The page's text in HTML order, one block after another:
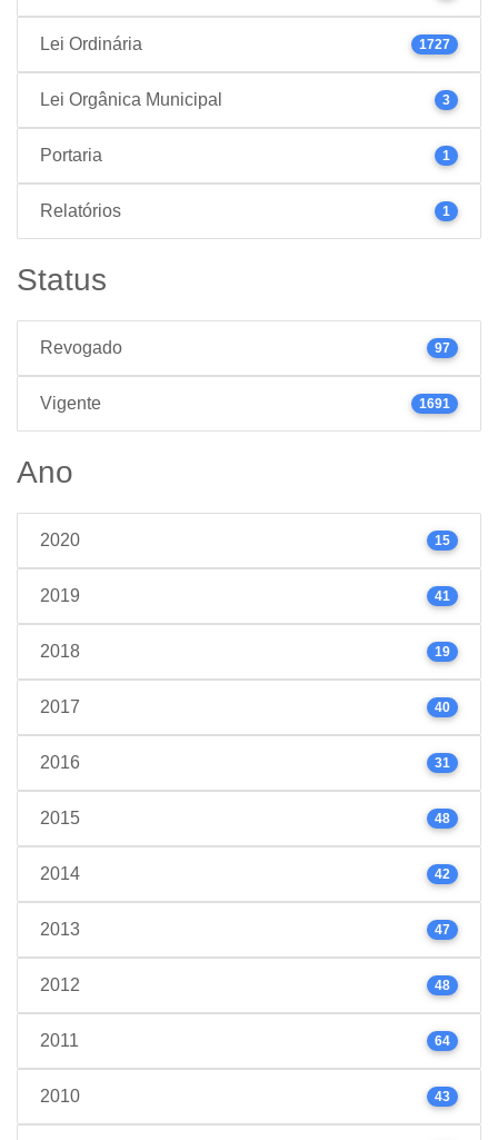
Lei Ordinária 1727
Lei Orgânica Municipal 3
Portaria 1
Relatórios 1
Status
Revogado 97
Vigente 1691
Ano
2020 15
2019 41
2018 19
2017 40
2016 31
2015 48
2014 42
2013 47
2012 48
2011 64
2010 43